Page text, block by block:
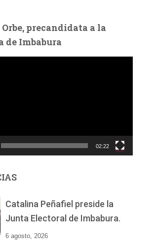
precandidata a la
de Imbabura
02:22
Catalina Peñafiel preside la
Junta Electoral de Imbabura.
6 agosto, 2026